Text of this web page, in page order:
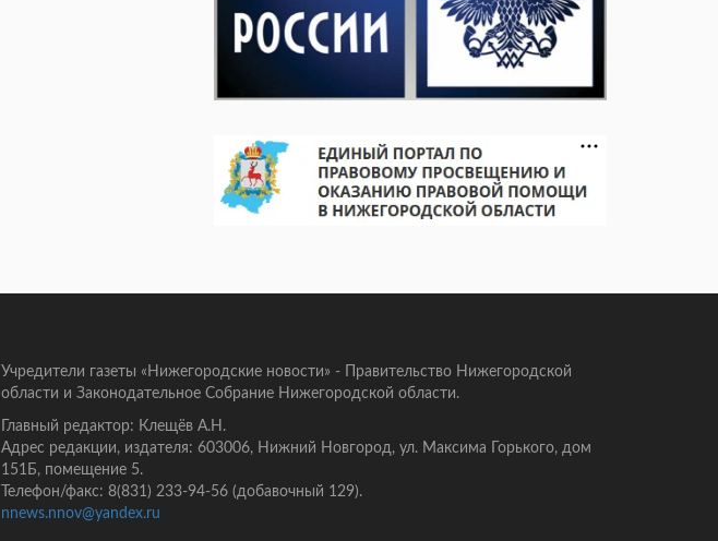
Учредители газеты «Нижегородские новости» - Правительство Нижегородской
области и Законодательное Собрание Нижегородской области.
Главный редактор: Клещёв А.Н.
Адрес редакции, издателя: 603006, Нижний Новгород, ул. Максима Горького, дом
151Б, помещение 5.
Телефон/факс: 8(831) 233-94-56 (добавочный 129).
nnews.nnov@yandex.ru